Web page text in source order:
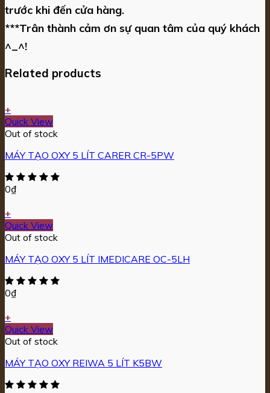
trước khi đến cửa hàng.
***Trân thành cảm ơn sự quan tâm của quý khách
^_^!
Related products
+
Quick View
Out of stock
MÁY TẠO OXY 5 LÍT CARER CR-5PW
0₫
+
Quick View
Out of stock
MÁY TẠO OXY 5 LÍT IMEDICARE OC-5LH
0₫
+
Quick View
Out of stock
MÁY TẠO OXY REIWA 5 LÍT K5BW